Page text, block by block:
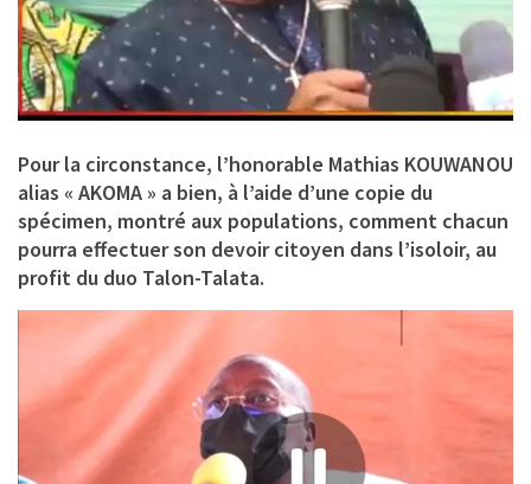
Pour la circonstance, l’honorable Mathias KOUWANOU
alias « AKOMA » a bien, à l’aide d’une copie du
spécimen, montré aux populations, comment chacun
pourra effectuer son devoir citoyen dans l’isoloir, au
profit du duo Talon-Talata.